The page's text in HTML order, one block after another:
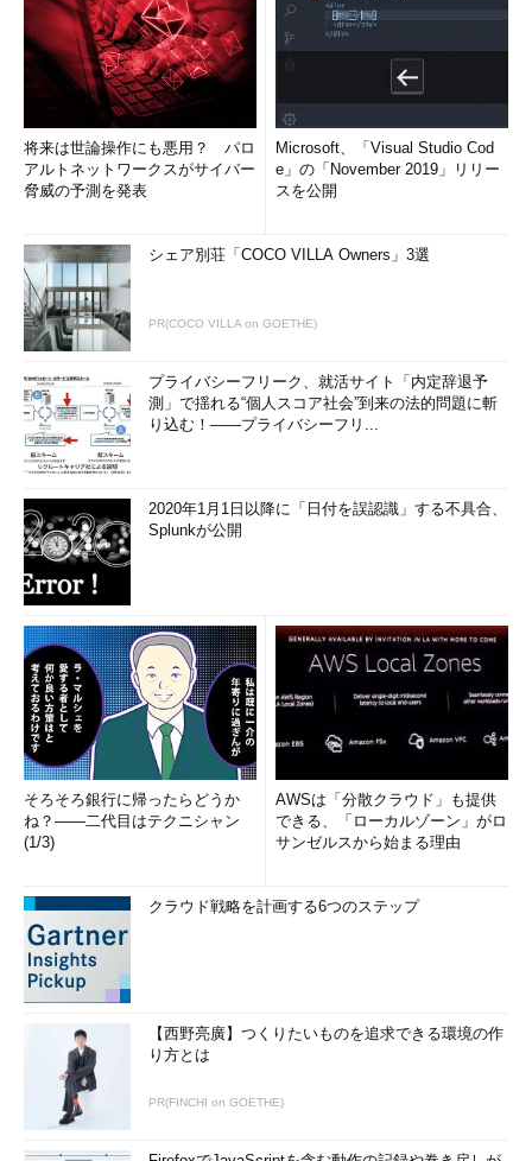
将来は世論操作にも悪用？ パロ
アルトネットワークスがサイバー
脅威の予測を発表
Microsoft、「Visual Studio Cod
e」の「November 2019」リリー
スを公開
シェア別荘「COCO VILLA Owners」3選
PR(COCO VILLA on GOETHE)
プライバシーフリーク、就活サイト「内定辞退予
測」で揺れる“個人スコア社会”到来の法的問題に斬
り込む！――プライバシーフリ...
2020年1月1日以降に「日付を誤認識」する不具合、
Splunkが公開
そろそろ銀行に帰ったらどうか
ね？――二代目はテクニシャン
(1/3)
AWSは「分散クラウド」も提供
できる、「ローカルゾーン」がロ
サンゼルスから始まる理由
クラウド戦略を計画する6つのステップ
【西野亮廣】つくりたいものを追求できる環境の作
り方とは
PR(FINCHI on GOETHE)